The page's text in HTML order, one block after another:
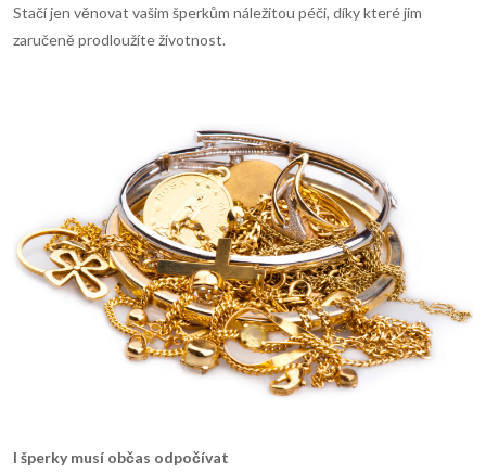
Stačí jen věnovat vašim šperkům náležitou péči, díky které jim
zaručeně prodloužíte životnost.
I šperky musí občas odpočívat